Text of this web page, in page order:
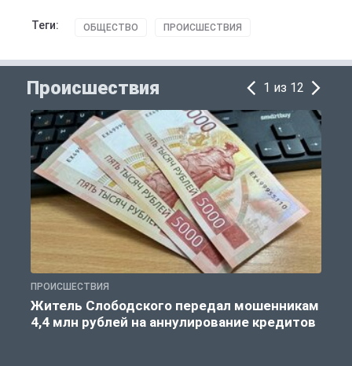
Теги: ОБЩЕСТВО ПРОИСШЕСТВИЯ
Происшествия 1 из 12
ПРОИСШЕСТВИЯ
Житель Слободского передал мошенникам
4,4 млн рублей на аннулирование кредитов